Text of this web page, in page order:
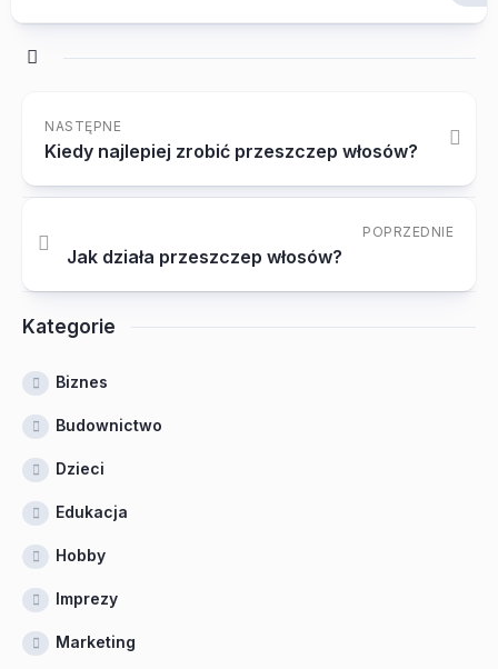
NASTĘPNE
Kiedy najlepiej zrobić przeszczep włosów?
POPRZEDNIE
Jak działa przeszczep włosów?
Kategorie
Biznes
Budownictwo
Dzieci
Edukacja
Hobby
Imprezy
Marketing